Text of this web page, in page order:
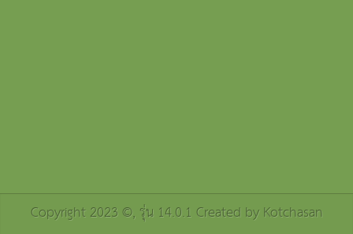
Copyright 2023 ©, รุ่น 14.0.1 Created byKotchasan